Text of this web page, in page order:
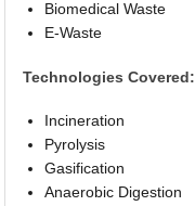
Biomedical Waste
E-Waste
Technologies Covered:
Incineration
Pyrolysis
Gasification
Anaerobic Digestion